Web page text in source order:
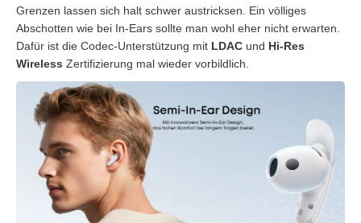
Grenzen lassen sich halt schwer austricksen. Ein völliges
Abschotten wie bei In-Ears sollte man wohl eher nicht erwarten.
Dafür ist die Codec-Unterstützung mit LDAC und Hi-Res
Wireless Zertifizierung mal wieder vorbildlich.